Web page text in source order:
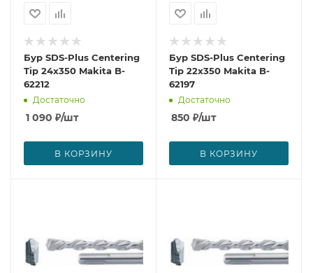
Бур SDS-Plus Centering
Tip 24x350 Makita B-
62212
Достаточно
1 090 ₽/шт
В КОРЗИНУ
Бур SDS-Plus Centering
Tip 22x350 Makita B-
62197
Достаточно
850 ₽/шт
В КОРЗИНУ